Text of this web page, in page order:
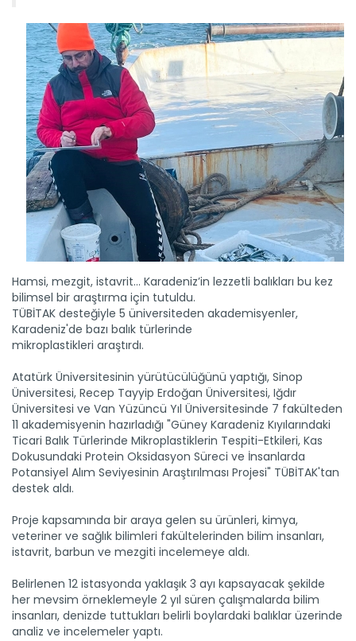
Hamsi, mezgit, istavrit… Karadeniz’in lezzetli balıkları bu kez
bilimsel bir araştırma için tutuldu.
TÜBİTAK desteğiyle 5 üniversiteden akademisyenler,
Karadeniz'de bazı balık türlerinde
mikroplastikleri araştırdı.
Atatürk Üniversitesinin yürütücülüğünü yaptığı, Sinop
Üniversitesi, Recep Tayyip Erdoğan Üniversitesi, Iğdır
Üniversitesi ve Van Yüzüncü Yıl Üniversitesinde 7 fakülteden
11 akademisyenin hazırladığı "Güney Karadeniz Kıyılarındaki
Ticari Balık Türlerinde Mikroplastiklerin Tespiti-Etkileri, Kas
Dokusundaki Protein Oksidasyon Süreci ve İnsanlarda
Potansiyel Alım Seviyesinin Araştırılması Projesi" TÜBİTAK'tan
destek aldı.
Proje kapsamında bir araya gelen su ürünleri, kimya,
veteriner ve sağlık bilimleri fakültelerinden bilim insanları,
istavrit, barbun ve mezgiti incelemeye aldı.
Belirlenen 12 istasyonda yaklaşık 3 ayı kapsayacak şekilde
her mevsim örneklemeyle 2 yıl süren çalışmalarda bilim
insanları, denizde tuttukları belirli boylardaki balıklar üzerinde
analiz ve incelemeler yaptı.